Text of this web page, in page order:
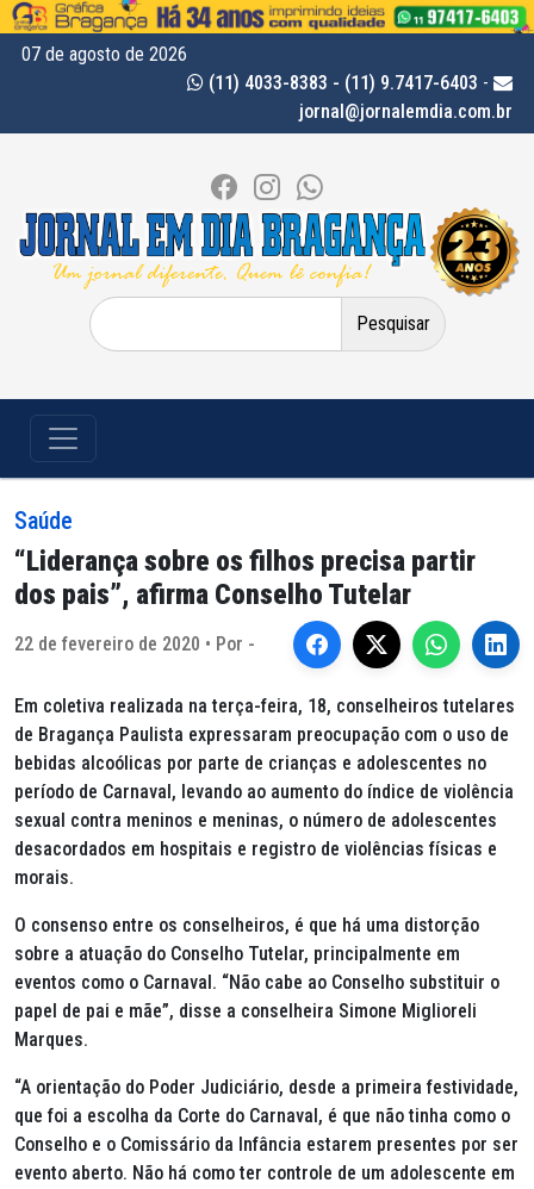
07 de agosto de 2026
(11) 4033-8383 - (11) 9.7417-6403 -
jornal@jornalemdia.com.br
Pesquisar
por:
Saúde
“Liderança sobre os filhos precisa partir
dos pais”, afirma Conselho Tutelar
22 de fevereiro de 2020 • Por -
Em coletiva realizada na terça-feira, 18, conselheiros tutelares
de Bragança Paulista expressaram preocupação com o uso de
bebidas alcoólicas por parte de crianças e adolescentes no
período de Carnaval, levando ao aumento do índice de violência
sexual contra meninos e meninas, o número de adolescentes
desacordados em hospitais e registro de violências físicas e
morais.
O consenso entre os conselheiros, é que há uma distorção
sobre a atuação do Conselho Tutelar, principalmente em
eventos como o Carnaval. “Não cabe ao Conselho substituir o
papel de pai e mãe”, disse a conselheira Simone Miglioreli
Marques.
“A orientação do Poder Judiciário, desde a primeira festividade,
que foi a escolha da Corte do Carnaval, é que não tinha como o
Conselho e o Comissário da Infância estarem presentes por ser
evento aberto. Não há como ter controle de um adolescente em